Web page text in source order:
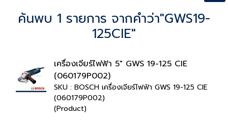
ค้นพบ 1 รายการ จากคำว่า"GWS19-
125CIE"
เครื่องเจียร์ไฟฟ้า 5" GWS 19-125 CIE
(060179P002)
SKU : BOSCH เครื่องเจียร์ไฟฟ้า GWS 19-125 CIE
(060179P002)
(Product)